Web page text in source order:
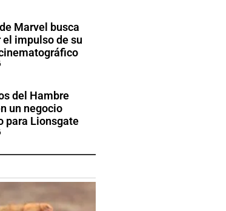
Marvel busca
el impulso de su
del Hambre
un negocio
para Lionsgate